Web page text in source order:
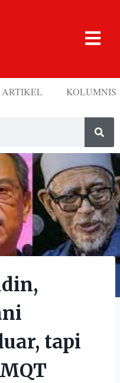
ARTIKEL KOLUMNIS
tapi